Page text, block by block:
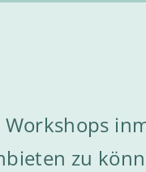
Workshops
zu
Georgs
– ein